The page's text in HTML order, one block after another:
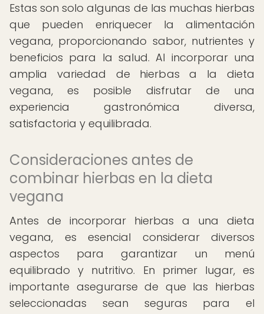
Estas son solo algunas de las muchas hierbas
que pueden enriquecer la alimentación
vegana, proporcionando sabor, nutrientes y
beneficios para la salud. Al incorporar una
amplia variedad de hierbas a la dieta
vegana, es posible disfrutar de una
experiencia gastronómica diversa,
satisfactoria y equilibrada.
Consideraciones antes de
combinar hierbas en la dieta
vegana
Antes de incorporar hierbas a una dieta
vegana, es esencial considerar diversos
aspectos para garantizar un menú
equilibrado y nutritivo. En primer lugar, es
importante asegurarse de que las hierbas
seleccionadas sean seguras para el